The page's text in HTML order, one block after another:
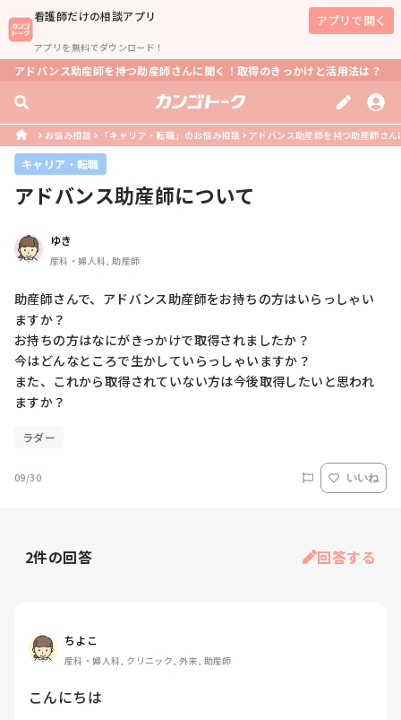
看護師だけの相談アプリ
アプリを無料でダウンロード！
アプリで開く
アドバンス助産師を持つ助産師さんに聞く！取得のきっかけと活用法は？
お悩み相談 「キャリア・転職」のお悩み相談 アドバンス助産師を持つ助産師さ
キャリア・転職
アドバンス助産師について
ゆき
産科・婦人科, 助産師
助産師さんで、アドバンス助産師をお持ちの方はいらっしゃい
ますか？
お持ちの方はなにがきっかけで取得されましたか？
今はどんなところで生かしていらっしゃいますか？
また、これから取得されていない方は今後取得したいと思われ
ますか？
ラダー
09/30 いいね
2件の回答 回答する
ちよこ
産科・婦人科, クリニック, 外来, 助産師
こんにちは